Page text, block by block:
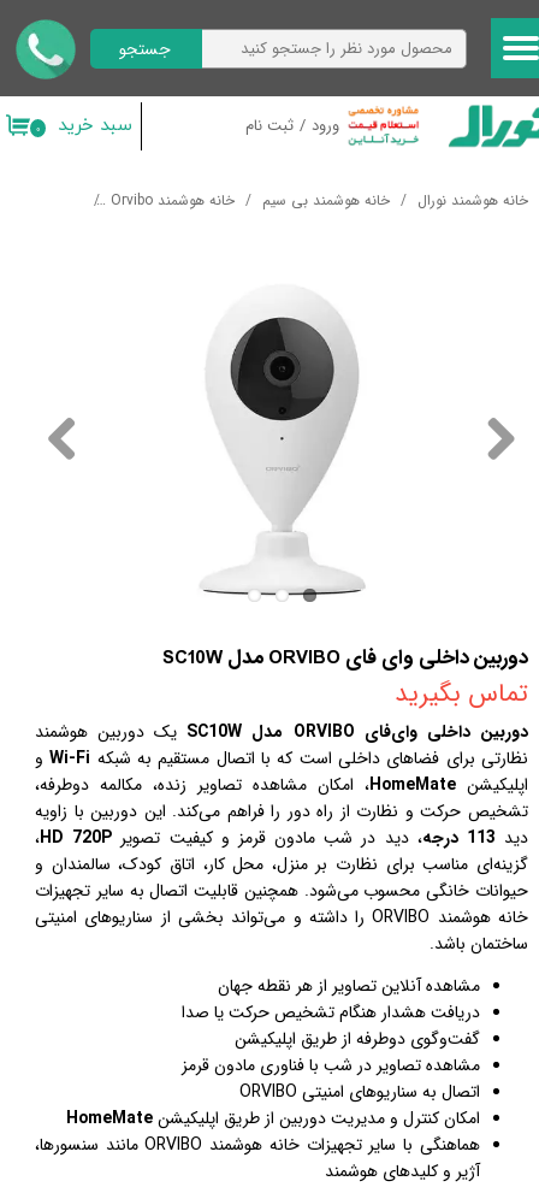
ورود / ثبت نام
حساب کاربری من
تغییر گذر واژه
خروج از حساب کاربری
جستجو
۰ سبد خرید
خانه هوشمند نورال خانه هوشمند بی سیم خانه هوشمند Orvibo
دوربین داخلی وای فای ORVIBO مدل SC10W
تماس بگیرید
دوربین داخلی وای‌فای ORVIBO مدل SC10W
یک دوربین هوشمند
نظارتی برای فضاهای داخلی است که با اتصال مستقیم به شبکه Wi-Fiو
اپلیکیشن HomeMate، امکان مشاهده تصاویر زنده، مکالمه دوطرفه،
تشخیص حرکت و نظارت از راه دور را فراهم می‌کند. این دوربین با زاویه
دید 113 درجه ، دید در شب مادون قرمز و کیفیت تصویر HD 720P،
گزینه‌ای مناسب برای نظارت بر منزل، محل کار، اتاق کودک، سالمندان و
حیوانات خانگی محسوب می‌شود. همچنین قابلیت اتصال به سایر تجهیزات
خانه هوشمند ORVIBO را داشته و می‌تواند بخشی از سناریوهای امنیتی
ساختمان باشد.
مشاهده آنلاین تصاویر از هر نقطه جهان
دریافت هشدار هنگام تشخیص حرکت یا صدا
گفت‌وگوی دوطرفه از طریق اپلیکیشن
مشاهده تصاویر در شب با فناوری مادون قرمز
اتصال به سناریوهای امنیتی ORVIBO
امکان کنترل و مدیریت دوربین از طریق اپلیکیشنHomeMate
هماهنگی با سایر تجهیزات خانه هوشمند ORVIBO مانند سنسورها،
آژیر و کلیدهای هوشمند